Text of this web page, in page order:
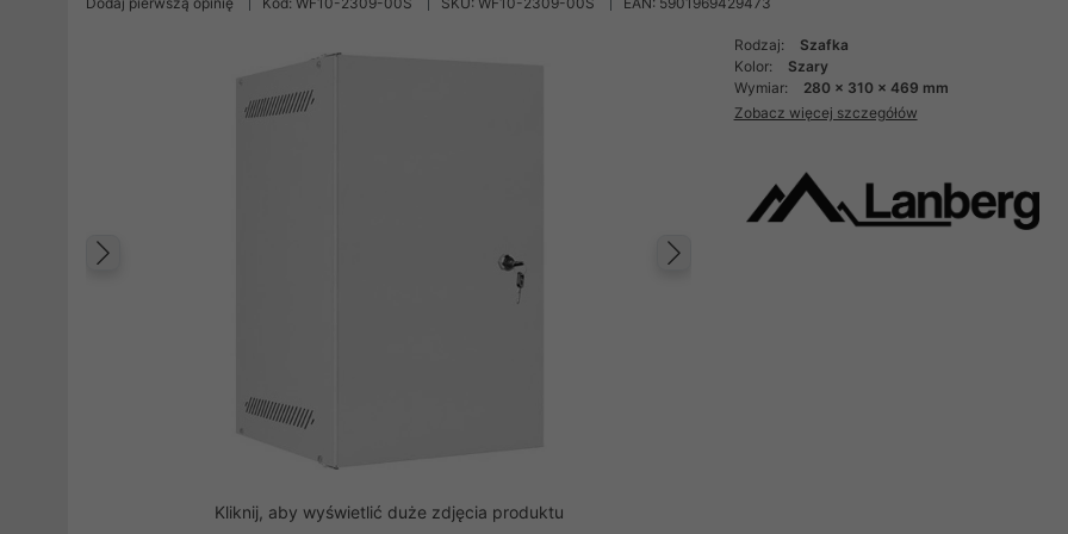
Kliknij, aby wyświetlić duże zdjęcia produktu
Rodzaj:
Szafka
Kolor:
Szary
Wymiar:
280 x 310 x 469 mm
Zobacz więcej szczegółów